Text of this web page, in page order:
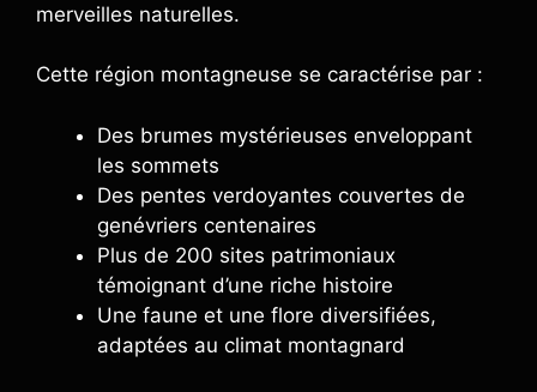
merveilles naturelles.
Cette région montagneuse se caractérise par :
Des brumes mystérieuses enveloppant
les sommets
Des pentes verdoyantes couvertes de
genévriers centenaires
Plus de 200 sites patrimoniaux
témoignant d’une riche histoire
Une faune et une flore diversifiées,
adaptées au climat montagnard